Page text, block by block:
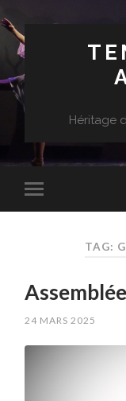
Héritage
TAG:
24 MARS 2025